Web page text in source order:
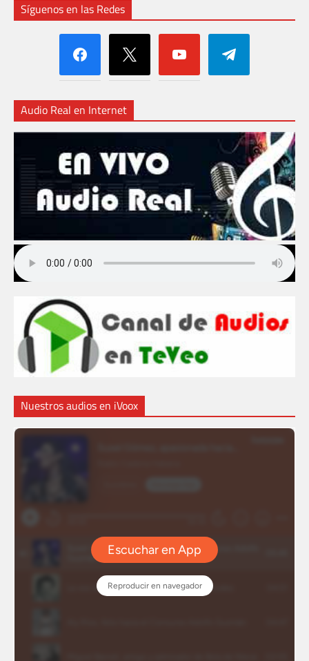
Síguenos en las Redes
facebook x youtube telegram
Audio Real en Internet
Nuestros audios en iVoox